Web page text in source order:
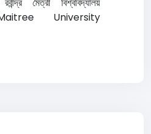
University